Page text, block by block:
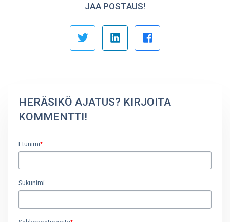
JAA POSTAUS!
HERÄSIKÖ AJATUS? KIRJOITA
KOMMENTTI!
Etunimi*
Sukunimi